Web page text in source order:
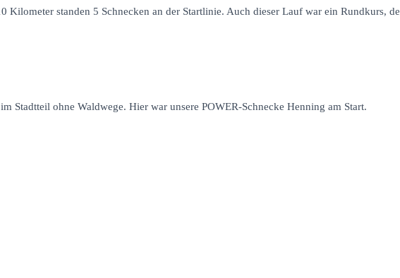
Kilometer standen 5 Schnecken an der Startlinie. Auch dieser Lauf war ein Rundkurs,
Stadtteil ohne Waldwege. Hier war unsere POWER-Schnecke Henning am Start.